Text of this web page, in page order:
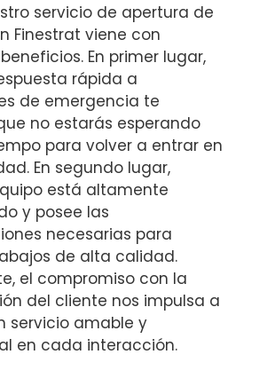
servicio de apertura de
Finestrat viene con
En primer lugar,
rápida a
de emergencia te
no estarás esperando
para volver a entrar en
En segundo lugar,
está altamente
y posee las
necesarias para
de alta calidad.
el compromiso con la
del cliente nos impulsa a
servicio amable y
en cada interacción.